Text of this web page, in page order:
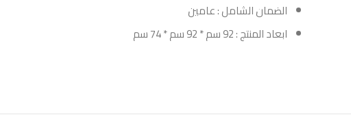
الضمان الشامل : عامين
ابعاد المنتج : 92 سم * 92 سم * 74 سم